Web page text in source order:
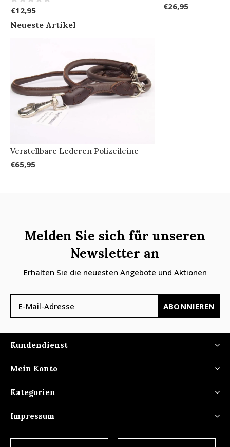
€12,95
€26,95
Neueste Artikel
Verstellbare Lederen Polizeileine
€65,95
Melden Sie sich für unseren
Newsletter an
Erhalten Sie die neuesten Angebote und Aktionen
ABONNIEREN
Kundendienst
Mein Konto
Kategorien
Impressum